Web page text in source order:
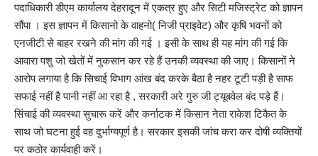
पदाधिकारी डीएम कार्यालय देहरादून में एकत्र हुए और सिटी मजिस्ट्रेट को ज्ञापन
सौंपा । इस ज्ञापन में किसानो के वाहनो( निजी प्राइवेट) और कृषि भवनों को
एनजीटी से बाहर रखने की मांग की गई । इसी के साथ ही यह मांग की गई कि
आवारा पशु जो खेतों में नुकसान कर रहे हैं उनकी व्यवस्था की जाए। किसानों ने
आरोप लगाया है कि सिचाई विभाग आंख बंद करके बैठा है नहर टूटी पड़ी है साफ
सफाई नहीं है पानी नहीं आ रहा है , सरकारी अरे गुरु जी ट्यूबवेल बंद पड़े हैं।
सिंचाई की व्यवस्था सुचारू करें और कर्नाटक में किसान नेता राकेश टिकैत के
साथ जो घटना हुई वह दुर्भाग्यपूर्ण है। सरकार इसकी जांच करा कर दोषी व्यक्तियों
पर कठोर कार्यवाही करें।